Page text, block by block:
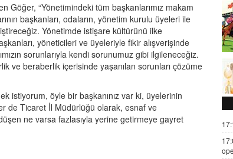
Göğer, “Yönetimindeki tüm başkanlarımız makam
başkanları, odaların, yönetim kurulu üyeleri ile
Yönetimde istişare kültürünü ilke
yöneticileri ve üyeleriyle fikir alışverişinde
sorunlarıyla kendi sorunumuz gibi ilgileneceğiz.
ve beraberlik içerisinde yaşanılan sorunları çözüme
istiyorum, öyle bir başkanınız var ki, üyelerinin
de Ticaret İl Müdürlüğü olarak, esnaf ve
ne varsa fazlasıyla yerine getirmeye gayret